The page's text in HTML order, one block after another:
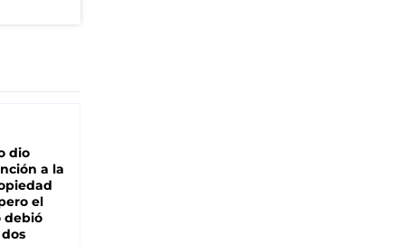
dio
a la
el
debió